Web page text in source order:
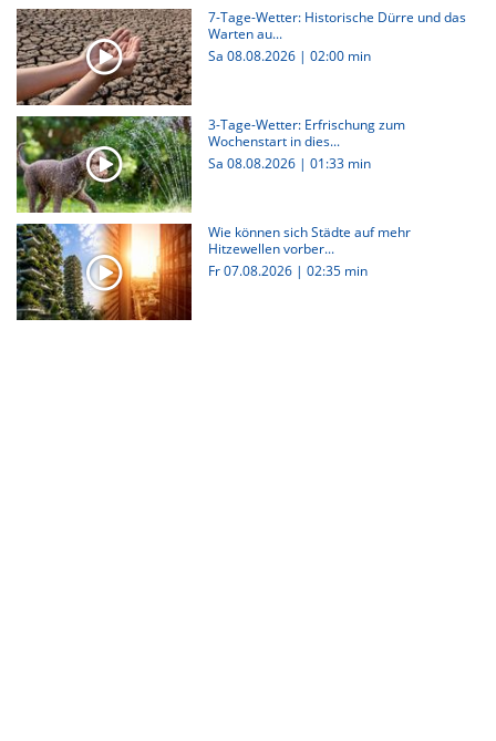
7-Tage-Wetter: Historische Dürre und das
Warten au...
Sa 08.08.2026 | 02:00 min
3-Tage-Wetter: Erfrischung zum
Wochenstart in dies...
Sa 08.08.2026 | 01:33 min
Wie können sich Städte auf mehr
Hitzewellen vorber...
Fr 07.08.2026 | 02:35 min